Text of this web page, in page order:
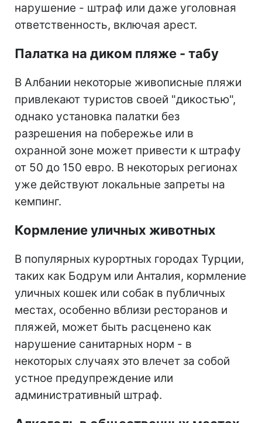
нарушение - штраф или даже уголовная
ответственность, включая арест.
Палатка на диком пляже - табу
В Албании некоторые живописные пляжи
привлекают туристов своей "дикостью",
однако установка палатки без
разрешения на побережье или в
охранной зоне может привести к штрафу
от 50 до 150 евро. В некоторых регионах
уже действуют локальные запреты на
кемпинг.
Кормление уличных животных
В популярных курортных городах Турции,
таких как Бодрум или Анталия, кормление
уличных кошек или собак в публичных
местах, особенно вблизи ресторанов и
пляжей, может быть расценено как
нарушение санитарных норм - в
некоторых случаях это влечет за собой
устное предупреждение или
административный штраф.